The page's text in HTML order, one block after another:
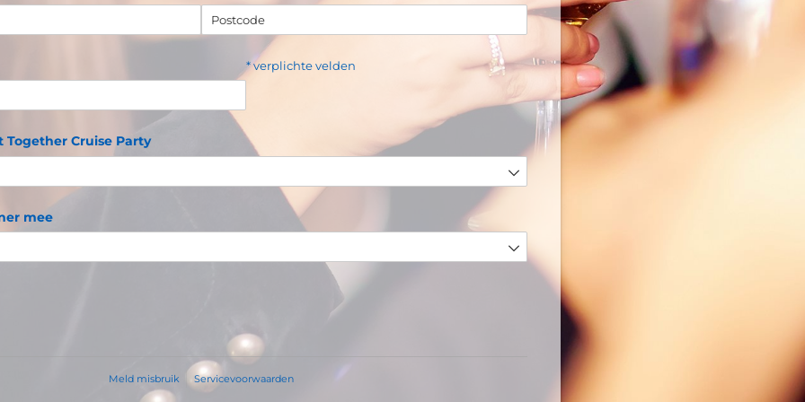
* verplichte velden
Together Cruise Party
mee
Meld misbruik Servicevoorwaarden